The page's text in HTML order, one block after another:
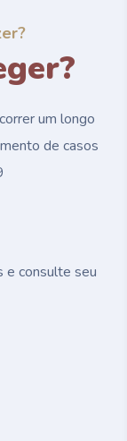
um longo
de casos
e consulte seu